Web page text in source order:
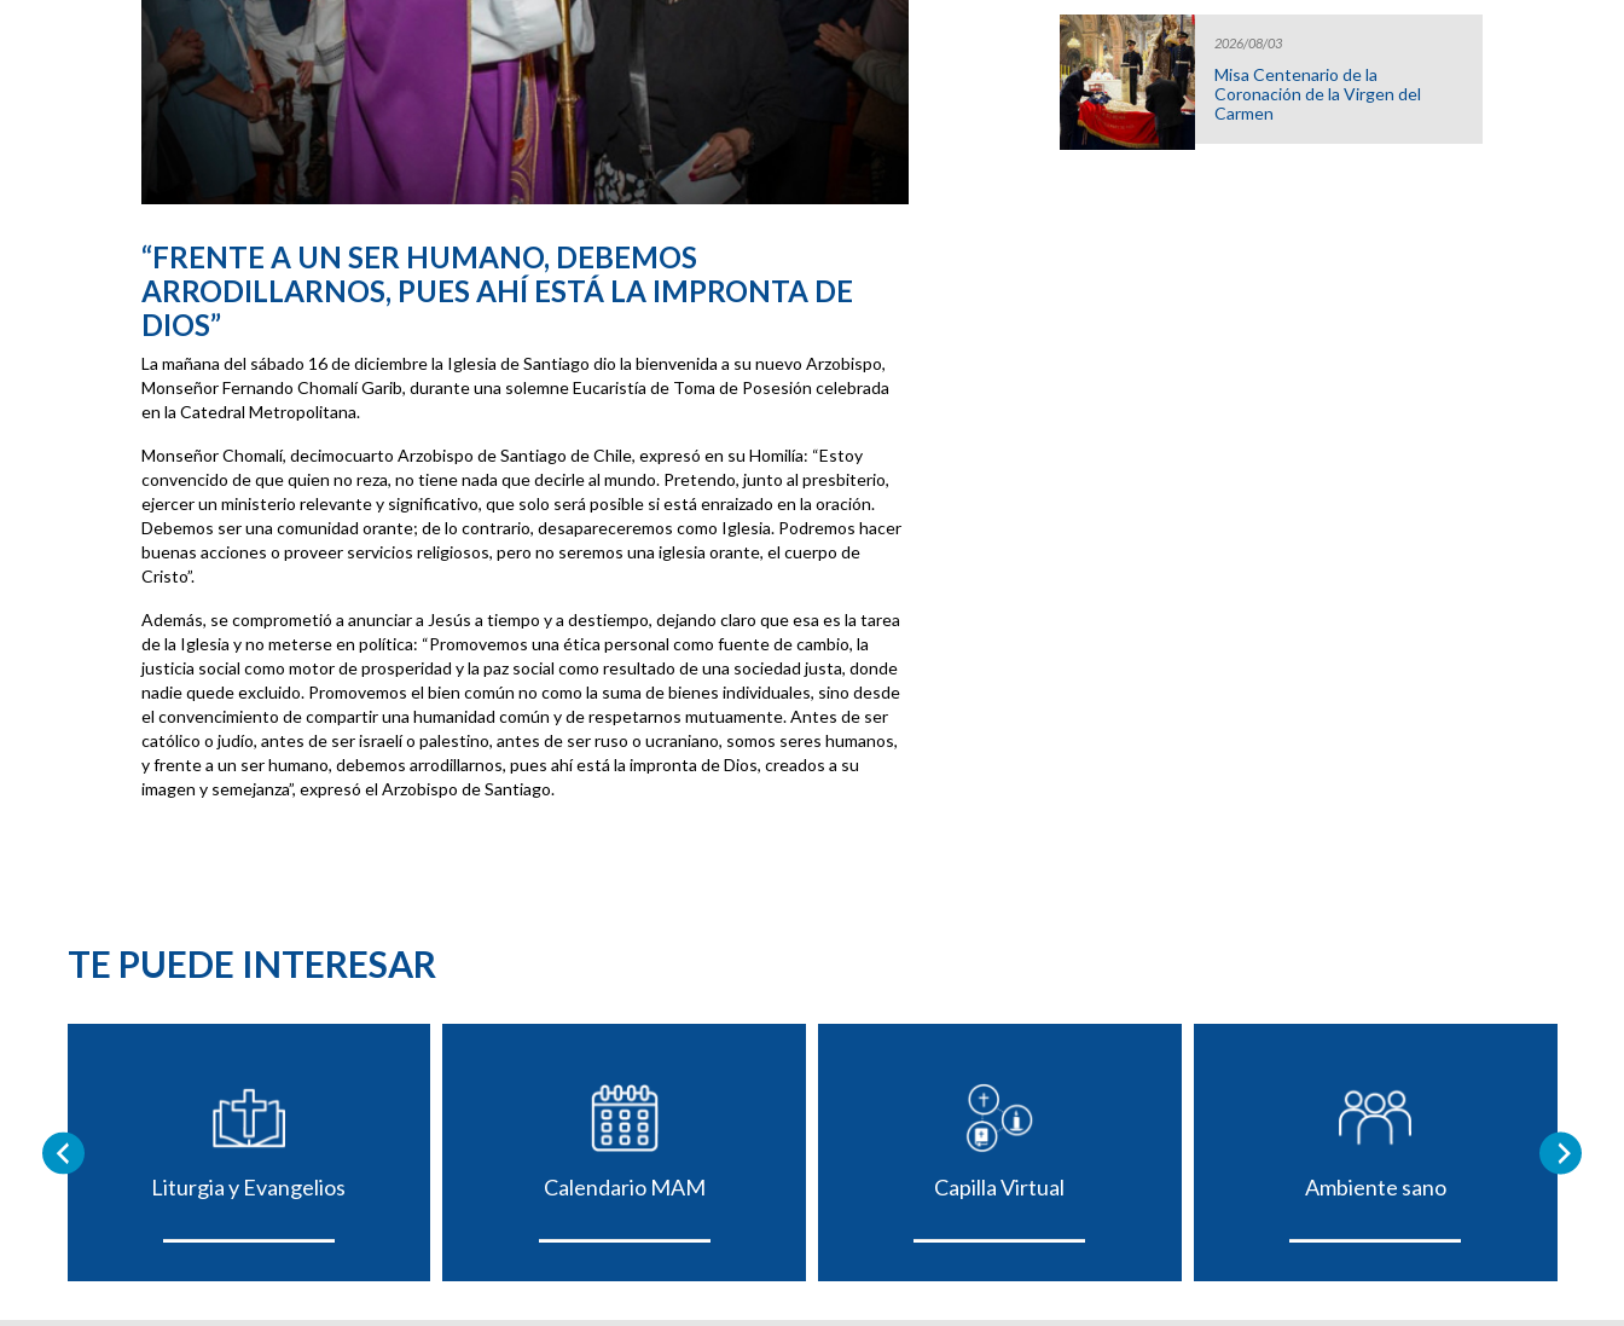
“FRENTE A UN SER HUMANO, DEBEMOS
ARRODILLARNOS, PUES AHÍ ESTÁ LA IMPRONTA DE
DIOS”
La mañana del sábado 16 de diciembre la Iglesia de Santiago dio la bienvenida a su nuevo Arzobispo,
Monseñor Fernando Chomalí Garib, durante una solemne Eucaristía de Toma de Posesión celebrada
en la Catedral Metropolitana.
Monseñor Chomalí, decimocuarto Arzobispo de Santiago de Chile, expresó en su Homilía: “Estoy
convencido de que quien no reza, no tiene nada que decirle al mundo. Pretendo, junto al presbiterio,
ejercer un ministerio relevante y significativo, que solo será posible si está enraizado en la oración.
Debemos ser una comunidad orante; de lo contrario, desapareceremos como Iglesia. Podremos hacer
buenas acciones o proveer servicios religiosos, pero no seremos una iglesia orante, el cuerpo de
Cristo”.
Además, se comprometió a anunciar a Jesús a tiempo y a destiempo, dejando claro que esa es la tarea
de la Iglesia y no meterse en política: “Promovemos una ética personal como fuente de cambio, la
justicia social como motor de prosperidad y la paz social como resultado de una sociedad justa, donde
nadie quede excluido. Promovemos el bien común no como la suma de bienes individuales, sino desde
el convencimiento de compartir una humanidad común y de respetarnos mutuamente. Antes de ser
católico o judío, antes de ser israelí o palestino, antes de ser ruso o ucraniano, somos seres humanos,
y frente a un ser humano, debemos arrodillarnos, pues ahí está la impronta de Dios, creados a su
imagen y semejanza”, expresó el Arzobispo de Santiago.
2026/08/03
Misa Centenario de la
Coronación de la Virgen del
Carmen
TE PUEDE INTERESAR
Liturgia y Evangelios Calendario MAM Capilla Virtual Ambiente sano